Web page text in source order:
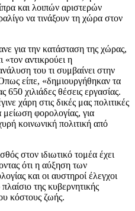
και λοιπών αριστερών
να τινάξουν τη χώρα στον
για την κατάσταση της χώρας,
αντικρούει η
του τι συμβαίνει στην
είπε, «δημιουργήθηκαν τα
650 χιλιάδες θέσεις εργασίας.
χάρη στις δικές μας πολιτικές
φορολογίας, για
κοινωνική πολιτική από
στον ιδιωτικό τομέα έχει
ότι η αύξηση των
και οι αυστηροί έλεγχοι
της κυβερνητικής
κόστους ζωής.